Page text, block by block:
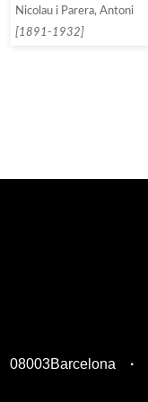
Nicolau i Parera, Antoni
[1891-1932]
08003Barcelona